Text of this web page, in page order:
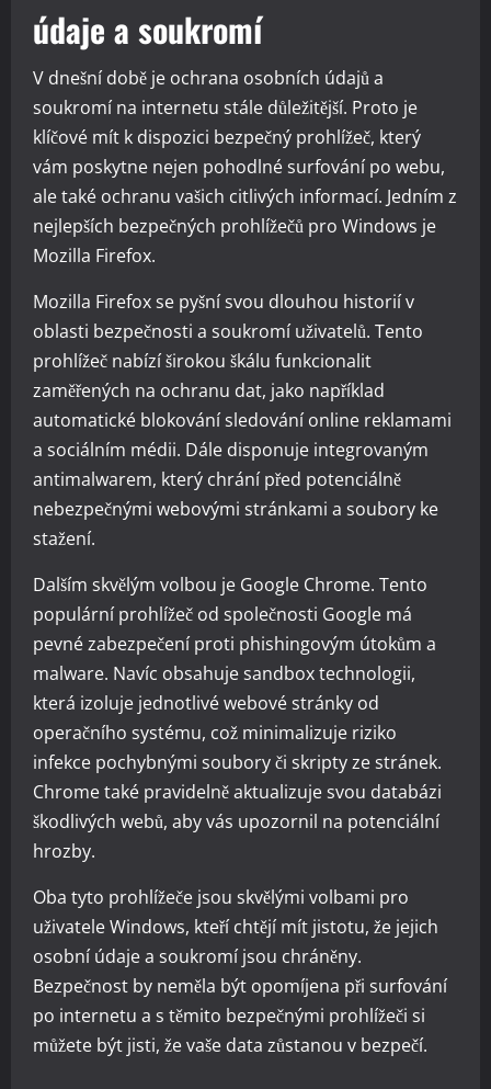
údaje a soukromí
V dnešní době je ochrana osobních údajů a
soukromí na internetu stále důležitější. Proto je
klíčové mít k dispozici bezpečný prohlížeč, který
vám poskytne nejen pohodlné surfování po webu,
ale také ochranu vašich citlivých informací. Jedním z
nejlepších bezpečných prohlížečů pro Windows je
Mozilla Firefox.
Mozilla Firefox se pyšní svou dlouhou historií v
oblasti bezpečnosti a soukromí uživatelů. Tento
prohlížeč nabízí širokou škálu funkcionalit
zaměřených na ochranu dat, jako například
automatické blokování sledování online reklamami
a sociálním médii. Dále disponuje integrovaným
antimalwarem, který chrání před potenciálně
nebezpečnými webovými stránkami a soubory ke
stažení.
Dalším skvělým volbou je Google Chrome. Tento
populární prohlížeč od společnosti Google má
pevné zabezpečení proti phishingovým útokům a
malware. Navíc obsahuje sandbox technologii,
která izoluje jednotlivé webové stránky od
operačního systému, což minimalizuje riziko
infekce pochybnými soubory či skripty ze stránek.
Chrome také pravidelně aktualizuje svou databázi
škodlivých webů, aby vás upozornil na potenciální
hrozby.
Oba tyto prohlížeče jsou skvělými volbami pro
uživatele Windows, kteří chtějí mít jistotu, že jejich
osobní údaje a soukromí jsou chráněny.
Bezpečnost by neměla být opomíjena při surfování
po internetu a s těmito bezpečnými prohlížeči si
můžete být jisti, že vaše data zůstanou v bezpečí.